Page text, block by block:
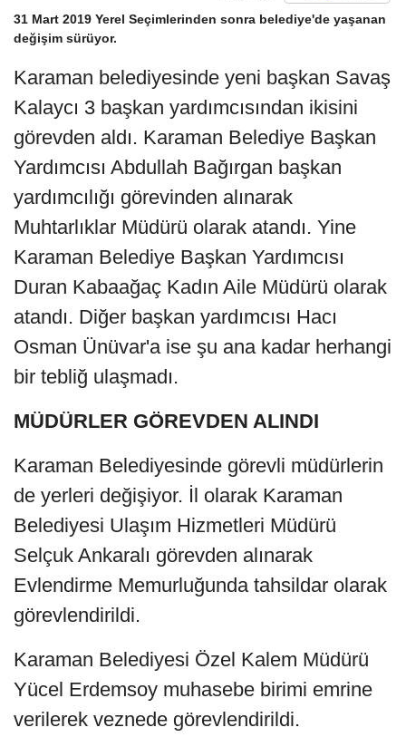
31 Mart 2019 Yerel Seçimlerinden sonra belediye'de yaşanan
değişim sürüyor.
Karaman belediyesinde yeni başkan Savaş
Kalaycı 3 başkan yardımcısından ikisini
görevden aldı. Karaman Belediye Başkan
Yardımcısı Abdullah Bağırgan başkan
yardımcılığı görevinden alınarak
Muhtarlıklar Müdürü olarak atandı. Yine
Karaman Belediye Başkan Yardımcısı
Duran Kabaağaç Kadın Aile Müdürü olarak
atandı. Diğer başkan yardımcısı Hacı
Osman Ünüvar'a ise şu ana kadar herhangi
bir tebliğ ulaşmadı.
MÜDÜRLER GÖREVDEN ALINDI
Karaman Belediyesinde görevli müdürlerin
de yerleri değişiyor. İl olarak Karaman
Belediyesi Ulaşım Hizmetleri Müdürü
Selçuk Ankaralı görevden alınarak
Evlendirme Memurluğunda tahsildar olarak
görevlendirildi.
Karaman Belediyesi Özel Kalem Müdürü
Yücel Erdemsoy muhasebe birimi emrine
verilerek veznede görevlendirildi.